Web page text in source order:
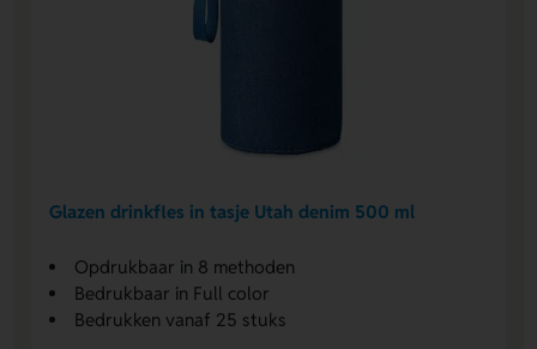
Glazen drinkfles in tasje Utah denim 500 ml
Opdrukbaar in 8 methoden
Bedrukbaar in Full color
Bedrukken vanaf 25 stuks